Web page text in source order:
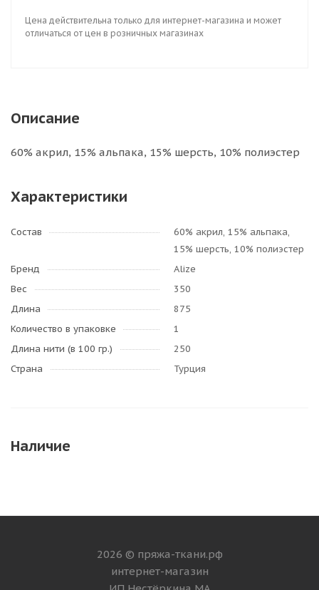
Цена действительна только для интернет-магазина и может
отличаться от цен в розничных магазинах
Описание
60% акрил, 15% альпака, 15% шерсть, 10% полиэстер
Характеристики
Состав
60% акрил, 15% альпака,
15% шерсть, 10% полиэстер
Бренд
Alize
Вес
350
Длина
875
Количество в упаковке
1
Длина нити (в 100 гр.)
250
Страна
Турция
Наличие
2026 © пряжа-ткани.рф
интернет-магазин